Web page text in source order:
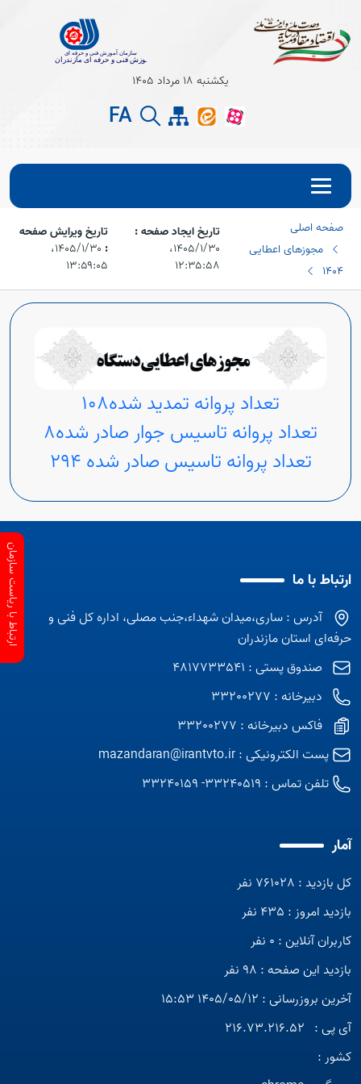
Open
Open
Open
Open
Open
یکشنبه 18 مرداد 1405
FA
صفحه اصلی
مجوزهای اعطایی
1404
تاریخ ایجاد صفحه :
۱۴۰۵/۱/۳۰،‏
۱۲:۳۵:۵۸
تاریخ ویرایش صفحه
:
۱۴۰۵/۱/۳۰،‏
۱۳:۵۹:۰۵
تعداد پروانه تمدید شده108
تعداد پروانه تاسیس جوار صادر شده8
تعداد پروانه تاسیس صادر شده 294
ارتباط با ما
آدرس : ساری،میدان شهداء،جنب مصلی، اداره کل فنی و
حرفه‌ای استان مازندران
صندوق پستی : 4817733541
دبیرخانه : 33200277
فاکس دبیرخانه : 33200277
پست الکترونیکی :mazandaran@irantvto.ir
تلفن تماس : 33240519- 33240159
آمار
کل بازدید : 761028 نفر
بازدید امروز : 435 نفر
کاربران آنلاین : 0 نفر
بازدید این صفحه : 98 نفر
آخرین بروزرسانی : 1405/05/12 15:53
آی پی : 216.73.216.52
کشور :
ارتباط با ریاست سازمان